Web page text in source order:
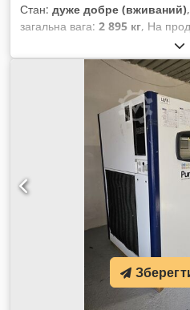
Стан: дуже добре (вживаний)
загальна вага: 2 895 кг, На
CompAir модель L110 Технічні
Hmsx Ai Iewa Компресор: -
- Номінальна потужність: 110
Максимальний робочий тиск:
тис. годин - Вага: 2895 кг Теги:
осушувач повітря,
компресорів, вживаний
обладнання,
для майстерні